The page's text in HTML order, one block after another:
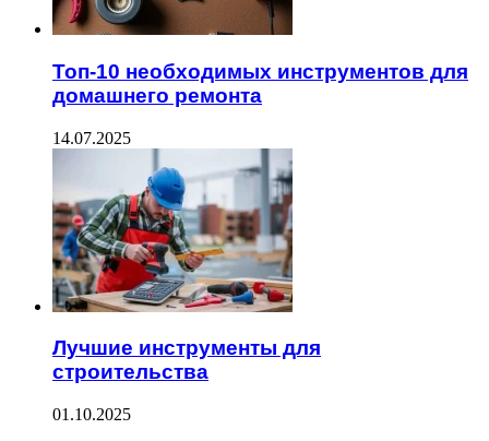
Топ-10 необходимых инструментов для
домашнего ремонта
14.07.2025
Лучшие инструменты для
строительства
01.10.2025